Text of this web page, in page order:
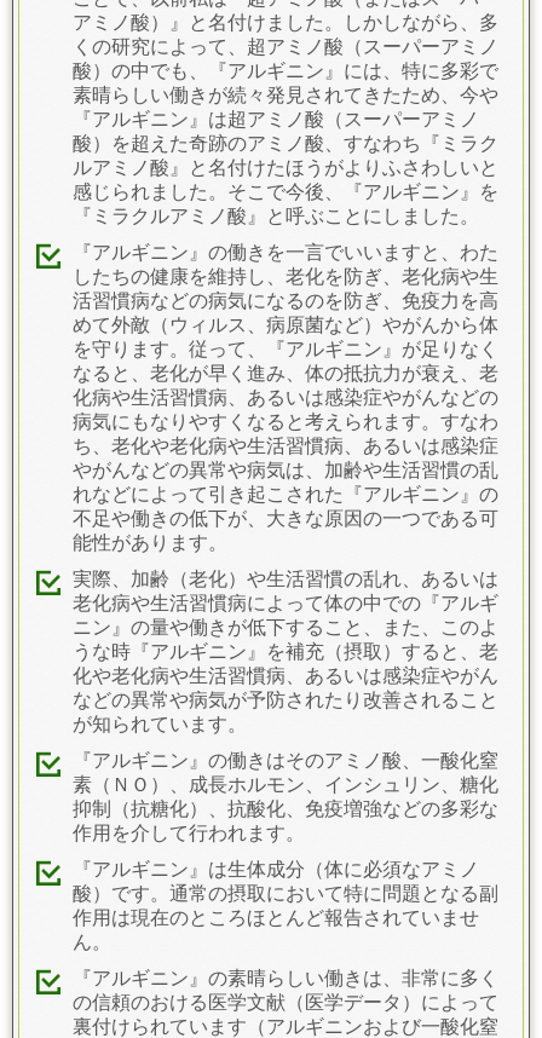
アミノ酸）』と名付けました。
しかしながら、多
くの研究によって、超アミノ酸（スーパーアミノ
酸）の中でも、『アルギニン』には、特に多彩で
素晴らしい働きが続々発見されてきたため、今や
『アルギニン』は超アミノ酸（スーパーアミノ
酸）を超えた奇跡のアミノ酸、すなわち『ミラク
ルアミノ酸』と名付けたほうがよりふさわしいと
感じられました。そこで今後、『アルギニン』を
『ミラクルアミノ酸』と呼ぶことにしました。
『アルギニン』の働きを一言でいいますと、わた
したちの健康を維持し、老化を防ぎ、老化病や生
活習慣病などの病気になるのを防ぎ、免疫力を高
めて外敵（ウィルス、病原菌など）やがんから体
を守ります。従って、『アルギニン』が足りなく
なると、老化が早く進み、体の抵抗力が衰え、老
化病や生活習慣病、あるいは感染症やがんなどの
病気にもなりやすくなると考えられます。すなわ
ち、老化や老化病や生活習慣病、あるいは感染症
やがんなどの異常や病気は、加齢や生活習慣の乱
れなどによって引き起こされた『アルギニン』の
不足や働きの低下が、大きな原因の一つである可
能性があります。
実際、加齢（老化）や生活習慣の乱れ、あるいは
老化病や生活習慣病によって体の中での『アルギ
ニン』の量や働きが低下すること、また、このよ
うな時『アルギニン』を補充（摂取）すると、老
化や老化病や生活習慣病、あるいは感染症やがん
などの異常や病気が予防されたり改善されること
が知られています。
『アルギニン』の働きはそのアミノ酸、一酸化窒
素（ＮＯ）、成長ホルモン、インシュリン、糖化
抑制（抗糖化）、抗酸化、免疫増強などの多彩な
作用を介して行われます。
『アルギニン』は生体成分（体に必須なアミノ
酸）です。通常の摂取において特に問題となる副
作用は現在のところほとんど報告されていませ
ん。
『アルギニン』の素晴らしい働きは、非常に多く
の信頼のおける医学文献（医学データ）によって
裏付けられています（アルギニンおよび一酸化窒